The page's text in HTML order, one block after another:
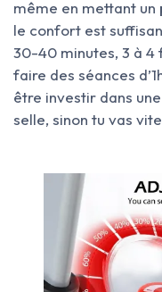
même en mettant un
le confort est
30-40 minutes, 3 à 4
faire des séances
être investir dans
selle, sinon tu vas